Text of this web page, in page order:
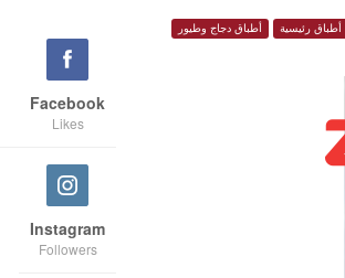
أطباق رئيسية أطباق دجاج وطيور
Facebook
Likes
Instagram
Followers